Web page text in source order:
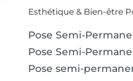
Pose Semi-
Pose Semi-
Pose semi-